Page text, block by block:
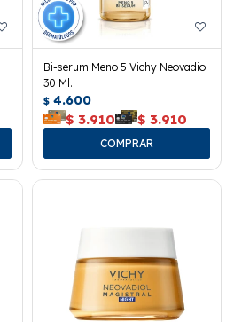
Bi-serum Meno 5 Vichy Neovadiol
30 Ml.
$ 4.600
$ 3.910 $ 3.910